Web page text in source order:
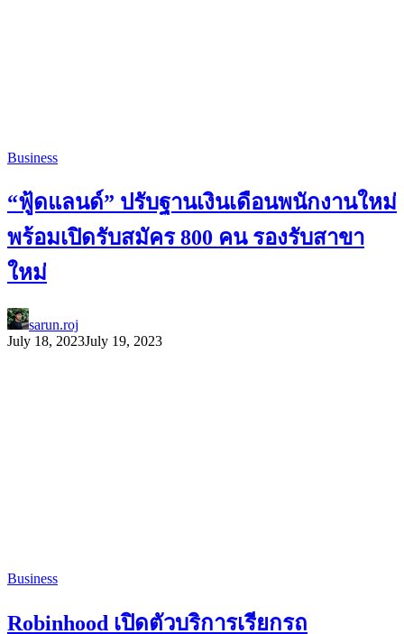
Business
“ฟู้ดแลนด์” ปรับฐานเงินเดือนพนักงานใหม่
พร้อมเปิดรับสมัคร 800 คน รองรับสาขา
ใหม่
sarun.roj
July 18, 2023July 19, 2023
Business
Robinhood เปิดตัวบริการเรียกรถ